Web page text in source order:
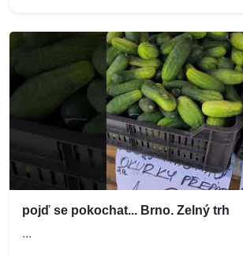
pojď se pokochat... Brno. Zelný trh
...